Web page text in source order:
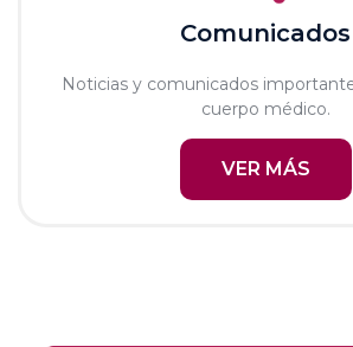
Comunicados
Noticias y comunicados
cuerpo médico.
VER MÁS